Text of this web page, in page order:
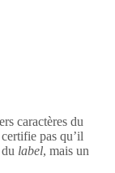
caractères du
pas qu’il
label, mais un